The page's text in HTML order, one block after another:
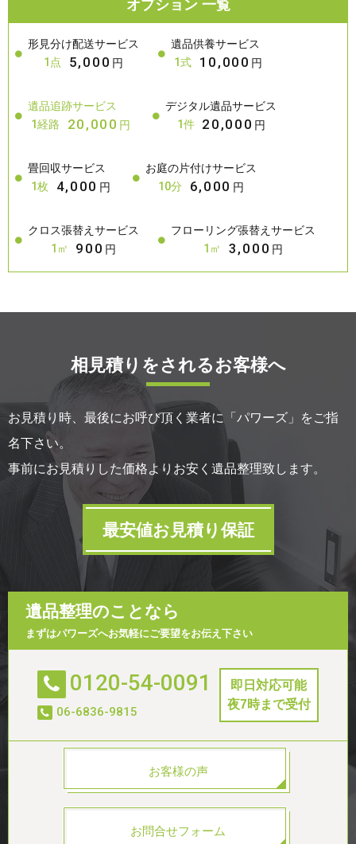
オプション 一覧
形見分け配送サービス
1点
5,000 円
遺品供養サービス
1式
10,000 円
遺品追跡サービス
1経路
20,000 円
デジタル遺品サービス
1件
20,000 円
畳回収サービス
1枚
4,000 円
お庭の片付けサービス
10分
6,000 円
クロス張替えサービス
1㎡
900 円
フローリング張替えサービス
1㎡
3,000 円
相見積りをされるお客様へ
お見積り時、最後にお呼び頂く業者に「パワーズ」をご指
名下さい。
事前にお見積りした価格よりお安く遺品整理致します。
最安値お見積り保証
遺品整理のことなら
まずはパワーズへお気軽にご要望をお伝え下さい
0120-54-0091
06-6836-9815
即日対応可能
夜7時まで受付
お客様の声
お問合せフォーム